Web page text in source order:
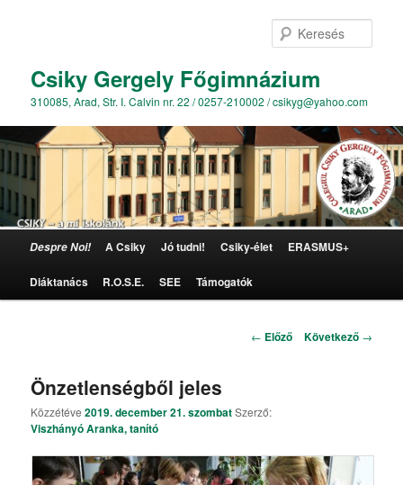
Csiky Gergely Főgimnázium
310085, Arad, Str. I. Calvin nr. 22 / 0257-210002 / csikyg@yahoo.com
Tovább az elsődleges tartalomra
Despre Noi! A Csiky Jó tudni! Csiky-élet ERASMUS+
Diáktanács R.O.S.E. SEE Támogatók
Bejegyzés navigáció
← Előző Következő →
Önzetlenségből jeles
Közzétéve2019. december 21. szombatSzerző:
Viszhányó Aranka, tanító